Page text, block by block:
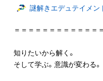
産権(それらの権利を取得
作権を有する方、著作隣接
を保有していたとしても、
知的財産権を有することを
謎解きエデュテイメン
＝＝＝＝＝＝＝＝＝＝＝＝
知りたいから解く。
そして学ぶ。意識が変わる。